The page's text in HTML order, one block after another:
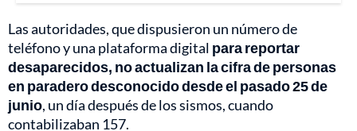
Las autoridades, que dispusieron un número de
teléfono y una plataforma digital para reportar
desaparecidos, no actualizan la cifra de personas
en paradero desconocido desde el pasado 25 de
junio, un día después de los sismos, cuando
contabilizaban 157.